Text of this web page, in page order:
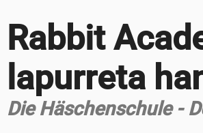
Rabbit
lapurreta
Die Häschenschule -